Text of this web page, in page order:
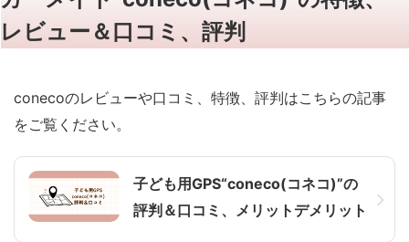
レビュー＆口コミ、評判
conecoのレビューや口コミ、特徴、評判はこちらの記事
をご覧ください。
子ども用GPS“coneco(コネコ)”の
評判＆口コミ、メリットデメリット